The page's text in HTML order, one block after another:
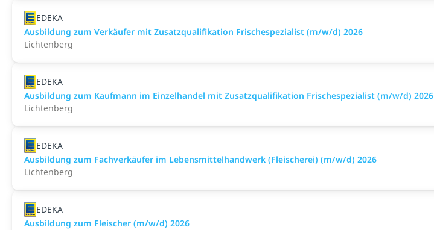
EDEKA
Ausbildung zum Verkäufer mit Zusatzqualifikation Frischespezialist (m/w/d) 2026
Lichtenberg
EDEKA
Ausbildung zum Kaufmann im Einzelhandel mit Zusatzqualifikation Frischespezialist (m/w/d) 2026
Lichtenberg
EDEKA
Ausbildung zum Fachverkäufer im Lebensmittelhandwerk (Fleischerei) (m/w/d) 2026
Lichtenberg
EDEKA
Ausbildung zum Fleischer (m/w/d) 2026